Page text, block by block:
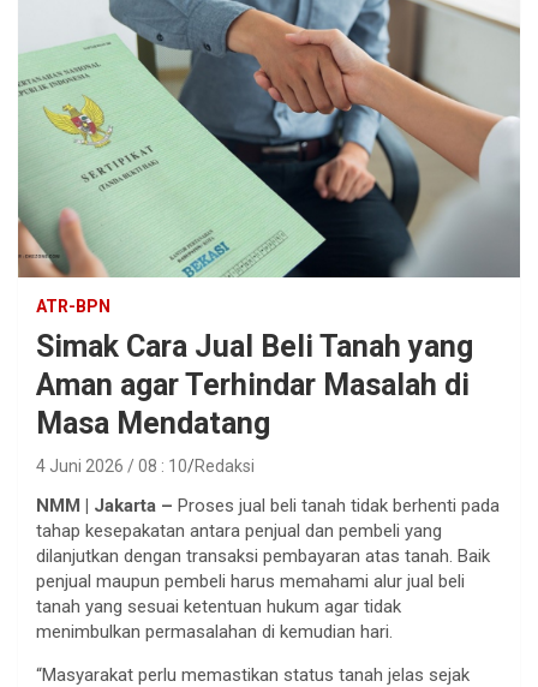
ATR-BPN
Simak Cara Jual Beli Tanah yang
Aman agar Terhindar Masalah di
Masa Mendatang
4 Juni 2026 / 08 : 10 Redaksi
NMM | Jakarta – Proses jual beli tanah tidak berhenti pada
tahap kesepakatan antara penjual dan pembeli yang
dilanjutkan dengan transaksi pembayaran atas tanah. Baik
penjual maupun pembeli harus memahami alur jual beli
tanah yang sesuai ketentuan hukum agar tidak
menimbulkan permasalahan di kemudian hari.
“Masyarakat perlu memastikan status tanah jelas sejak